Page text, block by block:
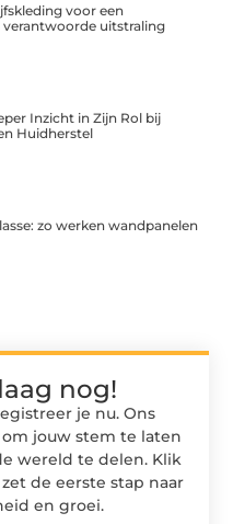
voor een
verantwoorde uitstraling
Inzicht in Zijn Rol bij
Huidherstel
zo werken wandpanelen
nog!
je nu. Ons
jouw stem te laten
wereld te delen. Klik
de eerste stap naar
en groei.